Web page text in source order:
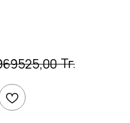
Тг.